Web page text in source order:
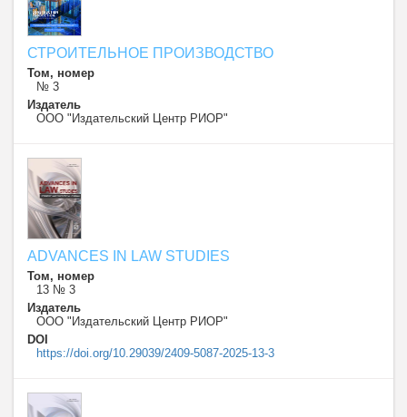
СТРОИТЕЛЬНОЕ ПРОИЗВОДСТВО
Том, номер
№ 3
Издатель
ООО "Издательский Центр РИОР"
ADVANCES IN LAW STUDIES
Том, номер
13 № 3
Издатель
ООО "Издательский Центр РИОР"
DOI
https://doi.org/10.29039/2409-5087-2025-13-3